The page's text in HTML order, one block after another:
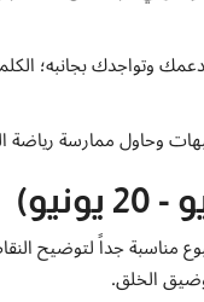
وتواجدك بجانبه؛
وحاول ممارسة رياضة
مناسبة جداً لتوضيح
الخلق.